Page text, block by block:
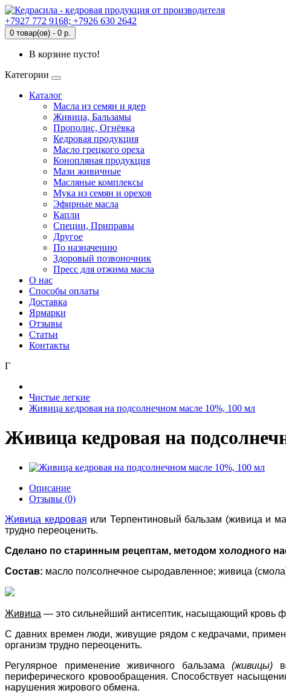
+7927 772 9168; +7926 630 2642
0 товар(ов) - 0 р.
В корзине пусто!
Категории
Каталог
Масла из семян и ядер
Живица, Бальзамы
Прополис, Огнёвка
Кедровая продукция
Масло грецкого ореха
Конопляная продукция
Мази живичные
Масляные комплексы
Мука из семян и орехов
Эфирные масла
Капли
Специи, Приправы
Другое
По назначению
Здоровый позвоночник
Пресс для отжима масла
О нас
Способы оплаты
Доставка
Ярмарки
Отзывы
Статьи
Контакты
Г
Чистые легкие
Живица кедровая на подсолнечном масле 10%, 100 мл
Живица кедровая на
Описание
Отзывы (0)
Живица кедровая или Терпентиновый бальзам (живица и
трудно переоценить.
Сделано по старинным рецептам, методом холодного
Состав: масло полсолнечное сыродавленное; живица
Живица — это сильнейший антисептик, насыщающий кровь
С давних времен люди, живущие рядом с кедрачами,
организм трудно переоценить.
Регулярное применение живичного бальзама(живицы)
периферического кровообращения. Способствует
нарушения жирового обмена.